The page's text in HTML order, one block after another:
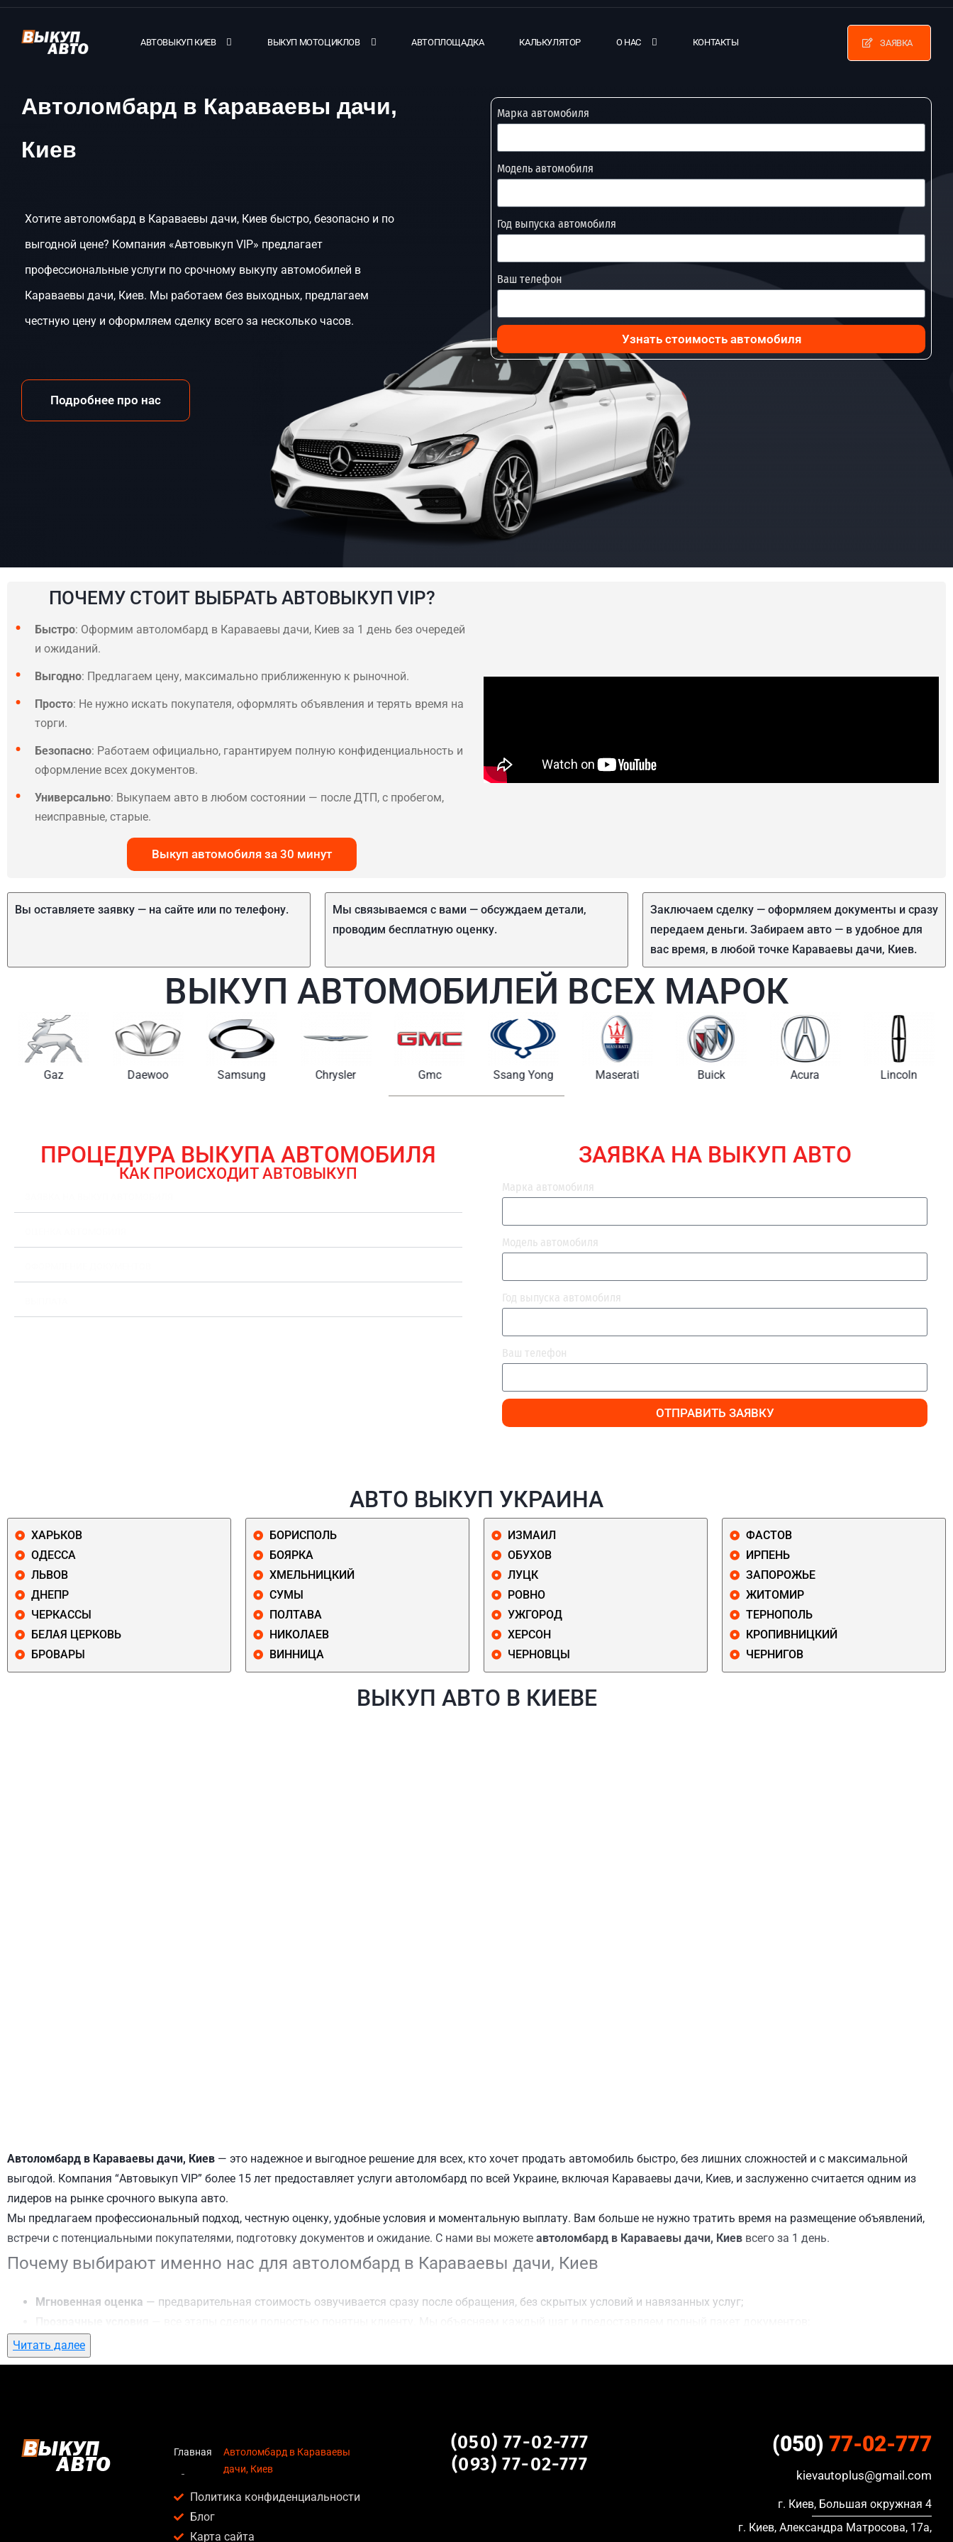
АВТОВЫКУП КИЕВ ВЫКУП МОТОЦИКЛОВ АВТОПЛОЩАДКА КАЛЬКУЛЯТОР О НАС КОНТАКТЫ ЗАЯВКА
Автоломбард в Караваевы дачи,
Киев
Хотите автоломбард в Караваевы дачи, Киев быстро, безопасно и по
выгодной цене? Компания «Автовыкуп VIP» предлагает
профессиональные услуги по срочному выкупу автомобилей в
Караваевы дачи, Киев. Мы работаем без выходных, предлагаем
честную цену и оформляем сделку всего за несколько часов.
Подробнее про нас
Марка автомобиля
Модель автомобиля
Год выпуска автомобиля
Ваш телефон
Узнать стоимость автомобиля
ПОЧЕМУ СТОИТ ВЫБРАТЬ АВТОВЫКУП VIP?
Быстро: Оформим автоломбард в Караваевы дачи, Киев за 1 день без очередей
и ожиданий.
Выгодно: Предлагаем цену, максимально приближенную к рыночной.
Просто: Не нужно искать покупателя, оформлять объявления и терять время на
торги.
Безопасно: Работаем официально, гарантируем полную конфиденциальность и
оформление всех документов.
Универсально: Выкупаем авто в любом состоянии — после ДТП, с пробегом,
неисправные, старые.
Выкуп автомобиля за 30 минут
Вы оставляете заявку — на сайте или по телефону.
Мы связываемся с вами — обсуждаем детали,
проводим бесплатную оценку.
Заключаем сделку — оформляем документы и сразу
передаем деньги. Забираем авто — в удобное для
вас время, в любой точке Караваевы дачи, Киев.
ВЫКУП АВТОМОБИЛЕЙ ВСЕХ МАРОК
Gaz Daewoo Samsung Chrysler Gmc Ssang Yong Maserati Buick Acura Lincoln
ПРОЦЕДУРА ВЫКУПА АВТОМОБИЛЯ
КАК ПРОИСХОДИТ АВТОВЫКУП
ЗАЯВКА НА ВЫКУП АВТО
Марка автомобиля
Модель автомобиля
Год выпуска автомобиля
Ваш телефон
ОТПРАВИТЬ ЗАЯВКУ
АВТО ВЫКУП УКРАИНА
ХАРЬКОВ
ОДЕССА
ЛЬВОВ
ДНЕПР
ЧЕРКАССЫ
БЕЛАЯ ЦЕРКОВЬ
БРОВАРЫ
БОРИСПОЛЬ
БОЯРКА
ХМЕЛЬНИЦКИЙ
СУМЫ
ПОЛТАВА
НИКОЛАЕВ
ВИННИЦА
ИЗМАИЛ
ОБУХОВ
ЛУЦК
РОВНО
УЖГОРОД
ХЕРСОН
ЧЕРНОВЦЫ
ФАСТОВ
ИРПЕНЬ
ЗАПОРОЖЬЕ
ЖИТОМИР
ТЕРНОПОЛЬ
КРОПИВНИЦКИЙ
ЧЕРНИГОВ
ВЫКУП АВТО В КИЕВЕ
Автоломбард в Караваевы дачи, Киев — это надежное и выгодное решение для всех, кто хочет продать автомобиль быстро, без лишних сложностей и с максимальной
выгодой. Компания “Автовыкуп VIP” более 15 лет предоставляет услуги автоломбард по всей Украине, включая Караваевы дачи, Киев, и заслуженно считается одним из
лидеров на рынке срочного выкупа авто.
Мы предлагаем профессиональный подход, честную оценку, удобные условия и моментальную выплату. Вам больше не нужно тратить время на размещение объявлений,
встречи с потенциальными покупателями, подготовку документов и ожидание. С нами вы можете автоломбард в Караваевы дачи, Киев всего за 1 день.
Почему выбирают именно нас для автоломбард в Караваевы дачи, Киев
Мгновенная оценка — предварительная стоимость озвучивается сразу после обращения, без скрытых условий и навязанных услуг;
Гибкий подход
Честные цены— предлагаем до 95% от рыночной стоимости даже за авто после аварии или с пробегом;
Кому подойдет автоломбард в Караваевы дачи, Киев
Услуга автоломбард в Караваевы дачи, Киев актуальна для:
Владельцев автомобилей после аварии, когда восстановление экономически нецелесообразно;
Читать далее
Главная
Автоломбард в Караваевы
дачи, Киев
Политика конфиденциальности
Блог
Карта сайта
(050) 77-02-777
(093) 77-02-777
(050) 77-02-777
kievautoplus@gmail.com
г. Киев, Большая окружная 4
г. Киев, Александра Матросова, 17а,